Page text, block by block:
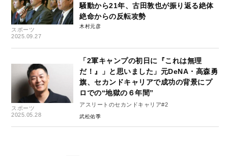
スポーツ
2025.09.27
騒動から21年、古田敦也が振り返る絶体
絶命からの反転攻勢
木村元彦
スポーツ
2025.05.28
「2軍キャンプの初日に『これは無理
だ！』」と思いました」元DeNA・高森勇
旗、セカンドキャリアで成功の背景にプ
ロでの“地獄の６年間”
アスリートのセカンドキャリア#2
武松佑季